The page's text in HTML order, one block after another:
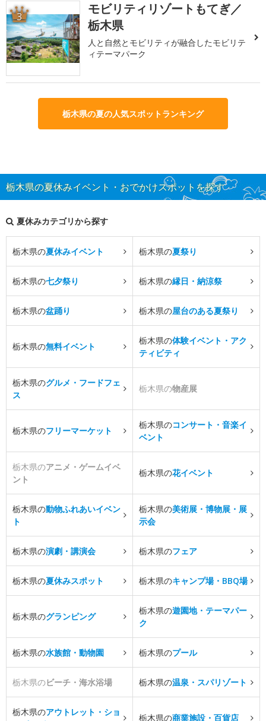
3
モビリティリゾートもてぎ／
栃木県
人と自然とモビリティが融合したモビリテ
ィテーマパーク
栃木県の夏の人気スポットランキング
栃木県の夏休みイベント・おでかけスポットを探す
夏休みカテゴリから探す
栃木県の夏休みイベント 栃木県の夏祭り
栃木県の七夕祭り 栃木県の縁日・納涼祭
栃木県の盆踊り 栃木県の屋台のある夏祭り
栃木県の無料イベント
栃木県の体験イベント・アク
ティビティ
栃木県のグルメ・フードフェ
ス
栃木県の物産展
栃木県のフリーマーケット
栃木県のコンサート・音楽イ
ベント
栃木県のアニメ・ゲームイベ
ント
栃木県の花イベント
栃木県の動物ふれあいイベン
ト
栃木県の美術展・博物展・展
示会
栃木県の演劇・講演会 栃木県のフェア
栃木県の夏休みスポット 栃木県のキャンプ場・BBQ場
栃木県のグランピング
栃木県の遊園地・テーマパー
ク
栃木県の水族館・動物園 栃木県のプール
栃木県のビーチ・海水浴場 栃木県の温泉・スパリゾート
栃木県のアウトレット・ショ
栃木県の商業施設・百貨店